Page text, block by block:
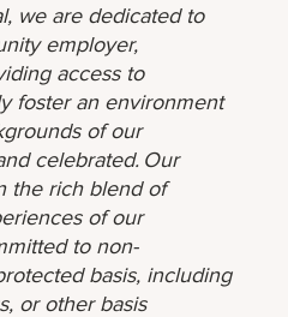
we are dedicated to
employer,
access to
foster an environment
of our
celebrated. Our
the rich blend of
of our
to non-
basis, including
or other basis